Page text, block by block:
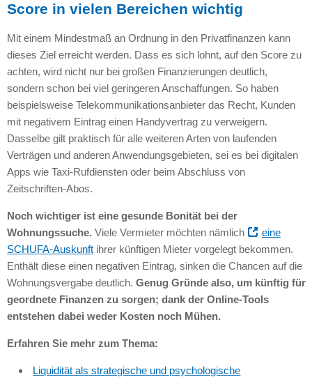
Score in vielen Bereichen wichtig
Mit einem Mindestmaß an Ordnung in den Privatfinanzen kann
dieses Ziel erreicht werden. Dass es sich lohnt, auf den Score zu
achten, wird nicht nur bei großen Finanzierungen deutlich,
sondern schon bei viel geringeren Anschaffungen. So haben
beispielsweise Telekommunikationsanbieter das Recht, Kunden
mit negativem Eintrag einen Handyvertrag zu verweigern.
Dasselbe gilt praktisch für alle weiteren Arten von laufenden
Verträgen und anderen Anwendungsgebieten, sei es bei digitalen
Apps wie Taxi-Rufdiensten oder beim Abschluss von
Zeitschriften-Abos.
Noch wichtiger ist eine gesunde Bonität bei der
Wohnungssuche. Viele Vermieter möchten nämlich
eine
SCHUFA-Auskunftihrer künftigen Mieter vorgelegt bekommen.
Enthält diese einen negativen Eintrag, sinken die Chancen auf die
Wohnungsvergabe deutlich. Genug Gründe also, um künftig für
geordnete Finanzen zu sorgen; dank der Online-Tools
entstehen dabei weder Kosten noch Mühen.
Erfahren Sie mehr zum Thema:
Liquidität als strategische und psychologische